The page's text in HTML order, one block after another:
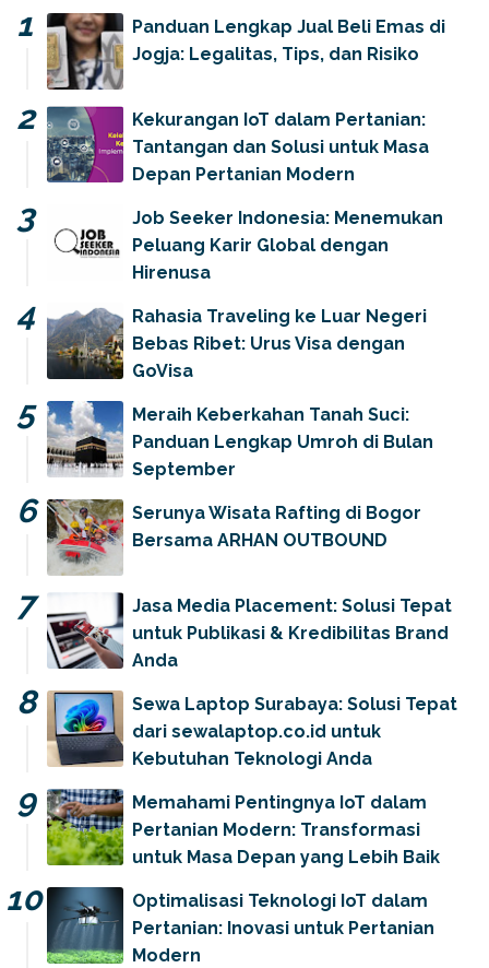
Panduan Lengkap Jual Beli Emas di
Jogja: Legalitas, Tips, dan Risiko
Kekurangan IoT dalam Pertanian:
Tantangan dan Solusi untuk Masa
Depan Pertanian Modern
Job Seeker Indonesia: Menemukan
Peluang Karir Global dengan
Hirenusa
Rahasia Traveling ke Luar Negeri
Bebas Ribet: Urus Visa dengan
GoVisa
Meraih Keberkahan Tanah Suci:
Panduan Lengkap Umroh di Bulan
September
Serunya Wisata Rafting di Bogor
Bersama ARHAN OUTBOUND
Jasa Media Placement: Solusi Tepat
untuk Publikasi & Kredibilitas Brand
Anda
Sewa Laptop Surabaya: Solusi Tepat
dari sewalaptop.co.id untuk
Kebutuhan Teknologi Anda
Memahami Pentingnya IoT dalam
Pertanian Modern: Transformasi
untuk Masa Depan yang Lebih Baik
Optimalisasi Teknologi IoT dalam
Pertanian: Inovasi untuk Pertanian
Modern